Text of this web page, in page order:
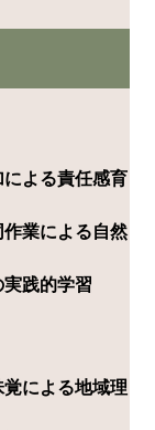
による責任感育
作業による自然
実践的学習
覚による地域理